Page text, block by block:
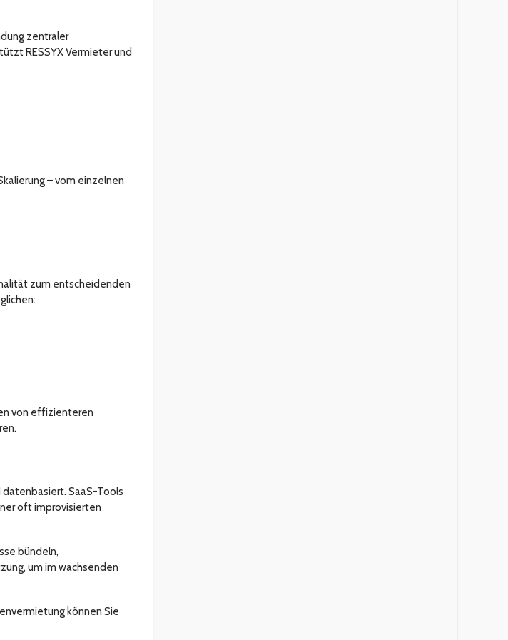
zentraler
RESSYX Vermieter und
– vom einzelnen
zum entscheidenden
von effizienteren
SaaS-Tools
oft improvisierten
bündeln,
um im wachsenden
können Sie